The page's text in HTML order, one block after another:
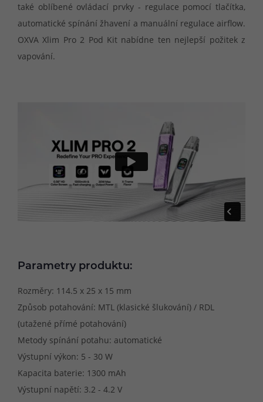
také oblíbené ovládací prvky - regulace pomocí tlačítka,
automatické spínání žhavení a manuální regulace airflow.
OXVA Xlim Pro 2 Pod Kit nabídne ten nejlepší požitek z
vapování.
Parametry produktu:
Rozměry: 114.5 x 25 x 15 mm
Způsob potahování: MTL (klasické šlukování) / RDL
(utažené přímé potahování)
Metody spínání potahu: automatické
Výstupní výkon: 5 - 30 W
Kapacita baterie: 1300 mAh
Výstupní napětí: 3.2 - 4.2 V